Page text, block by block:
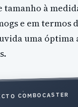
à
e em termos
uma óptima
COMBOCASTER